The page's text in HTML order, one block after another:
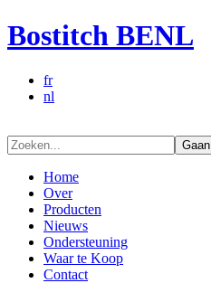
Bostitch BENL
fr
nl
Gaan
Home
Over
Producten
Nieuws
Ondersteuning
Waar te Koop
Contact